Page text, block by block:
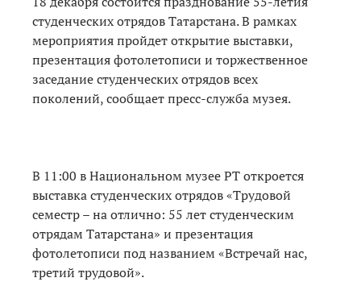
студенческих отрядов Татарстана. В рамках
мероприятия пройдет открытие выставки,
презентация фотолетописи и торжественное
заседание студенческих отрядов всех
поколений, сообщает пресс-служба музея.
В 11:00 в Национальном музее РТ откроется
выставка студенческих отрядов «Трудовой
семестр – на отлично: 55 лет студенческим
отрядам Татарстана» и презентация
фотолетописи под названием «Встречай нас,
третий трудовой».